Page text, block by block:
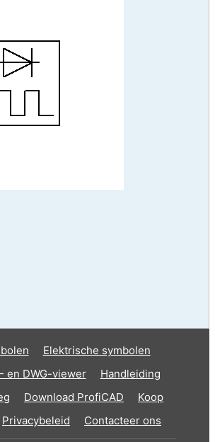
Elektrische symbolen
en DWG-viewer
Handleiding
Download ProfiCAD
Koop
Privacybeleid Contacteer ons